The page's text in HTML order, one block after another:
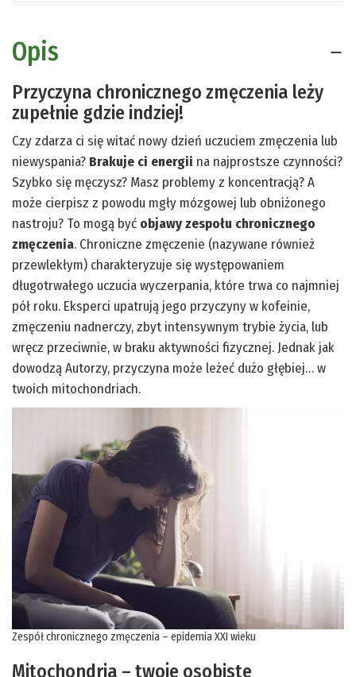
Opis
Przyczyna chronicznego zmęczenia leży
zupełnie gdzie indziej!
Czy zdarza ci się witać nowy dzień uczuciem zmęczenia lub
niewyspania? Brakuje ci energii na najprostsze czynności?
Szybko się męczysz? Masz problemy z koncentracją? A
może cierpisz z powodu mgły mózgowej lub obniżonego
nastroju? To mogą być objawy zespołu chronicznego
zmęczenia. Chroniczne zmęczenie (nazywane również
przewlekłym) charakteryzuje się występowaniem
długotrwałego uczucia wyczerpania, które trwa co najmniej
pół roku. Eksperci upatrują jego przyczyny w kofeinie,
zmęczeniu nadnerczy, zbyt intensywnym trybie życia, lub
wręcz przeciwnie, w braku aktywności fizycznej. Jednak jak
dowodzą Autorzy, przyczyna może leżeć dużo głębiej… w
twoich mitochondriach.
Zespół chronicznego zmęczenia – epidemia XXI wieku
Mitochondria – twoje osobiste